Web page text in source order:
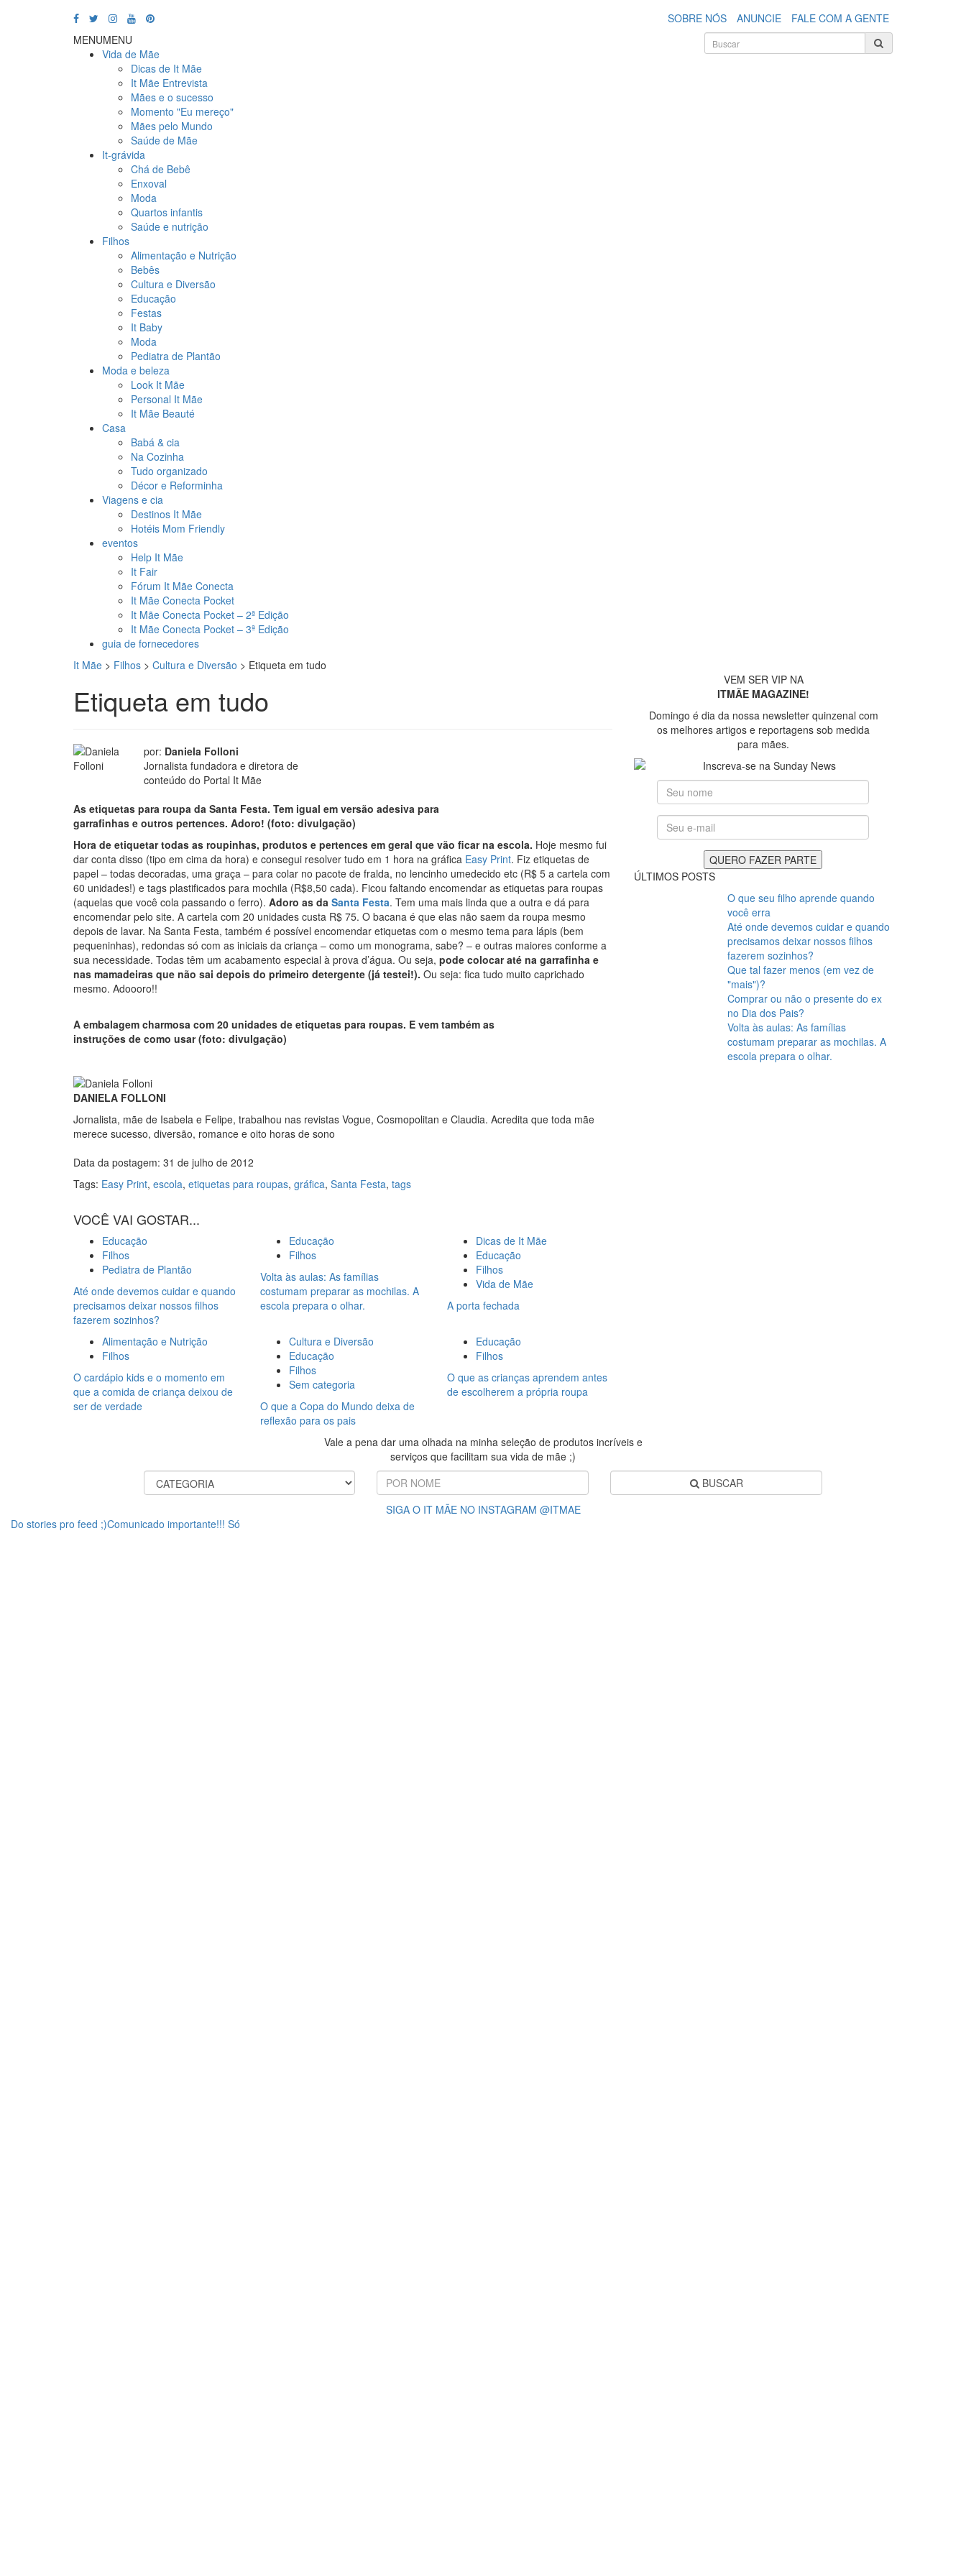
SOBRE NÓS ANUNCIE
FALE COM A GENTE
MENUMENU
Vida de Mãe
Dicas de It Mãe
It Mãe Entrevista
Mães e o sucesso
Momento "Eu mereço"
Mães pelo Mundo
Saúde de Mãe
It-grávida
Chá de Bebê
Enxoval
Moda
Quartos infantis
Saúde e nutrição
Filhos
Alimentação e Nutrição
Bebês
Cultura e Diversão
Educação
Festas
It Baby
Moda
Pediatra de Plantão
Moda e beleza
Look It Mãe
Personal It Mãe
It Mãe Beauté
Casa
Babá & cia
Na Cozinha
Tudo organizado
Décor e Reforminha
Viagens e cia
Destinos It Mãe
Hotéis Mom Friendly
eventos
Help It Mãe
It Fair
Fórum It Mãe Conecta
It Mãe Conecta Pocket
It Mãe Conecta Pocket – 2ª Edição
It Mãe Conecta Pocket – 3ª Edição
guia de fornecedores
It Mãe > Filhos > Cultura e Diversão > Etiqueta em tudo
Etiqueta em tudo
por: Daniela Folloni
Jornalista fundadora e diretora de
conteúdo do Portal It Mãe
As etiquetas para roupa da Santa Festa. Tem igual em versão adesiva para
garrafinhas e outros pertences. Adoro! (foto: divulgação)
Hora de etiquetar todas as roupinhas, produtos e pertences em geral que vão ficar na escola. Hoje mesmo fui
dar conta disso (tipo em cima da hora) e consegui resolver tudo em 1 hora na gráfica Easy Print. Fiz etiquetas de
papel – todas decoradas, uma graça – para colar no pacote de fralda, no lencinho umedecido etc (R$ 5 a cartela com
60 unidades!) e tags plastificados para mochila (R$8,50 cada). Ficou faltando encomendar as etiquetas para roupas
(aquelas que você cola passando o ferro). Adoro as da Santa Festa. Tem uma mais linda que a outra e dá para
encomendar pelo site. A cartela com 20 unidades custa R$ 75. O bacana é que elas não saem da roupa mesmo
depois de lavar. Na Santa Festa, também é possível encomendar etiquetas com o mesmo tema para lápis (bem
pequeninhas), redondas só com as iniciais da criança – como um monograma, sabe? – e outras maiores conforme a
sua necessidade. Todas têm um acabamento especial à prova d’água. Ou seja, pode colocar até na garrafinha e
nas mamadeiras que não sai depois do primeiro detergente (já testei!). Ou seja: fica tudo muito caprichado
mesmo. Adoooro!!
A embalagem charmosa com 20 unidades de etiquetas para roupas. E vem também as
instruções de como usar(foto: divulgação)
DANIELA FOLLONI
Jornalista, mãe de Isabela e Felipe, trabalhou nas revistas Vogue, Cosmopolitan e Claudia. Acredita que toda mãe
merece sucesso, diversão, romance e oito horas de sono
Data da postagem: 31 de julho de 2012
Tags: Easy Print, escola, etiquetas para roupas, gráfica, Santa Festa, tags
VOCÊ VAI GOSTAR...
Educação
Filhos
Pediatra de Plantão
Até onde devemos cuidar e quando
precisamos deixar nossos filhos
fazerem sozinhos?
Educação
Filhos
Volta às aulas: As famílias
costumam preparar as mochilas. A
escola prepara o olhar.
Dicas de It Mãe
Educação
Filhos
Vida de Mãe
A porta fechada
Alimentação e Nutrição
Filhos
O cardápio kids e o momento em
que a comida de criança deixou de
ser de verdade
Cultura e Diversão
Educação
Filhos
Sem categoria
O que a Copa do Mundo deixa de
reflexão para os pais
Educação
Filhos
O que as crianças aprendem antes
de escolherem a própria roupa
VEM SER VIP NA
ITMÃE MAGAZINE!
Domingo é dia da nossa newsletter quinzenal com
os melhores artigos e reportagens sob medida
para mães.
ÚLTIMOS POSTS
O que seu filho aprende quando
você erra
Até onde devemos cuidar e quando
precisamos deixar nossos filhos
fazerem sozinhos?
Que tal fazer menos (em vez de
"mais")?
Comprar ou não o presente do ex
no Dia dos Pais?
Volta às aulas: As famílias
costumam preparar as mochilas. A
escola prepara o olhar.
Vale a pena dar uma olhada na minha seleção de produtos incríveis e
serviços que facilitam sua vida de mãe ;)
BUSCAR
SIGA O IT MÃE NO INSTAGRAM @ITMAE
Do stories pro feed ;)Comunicado importante!!! Só